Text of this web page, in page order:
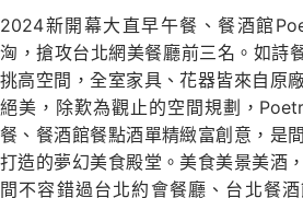
2024新開幕大直早午餐、餐酒館
洶，搶攻台北網美餐廳前三名。如詩
挑高空間，全室家具、花器皆來自原
絕美，除歎為觀止的空間規劃，
餐、餐酒館餐點酒單精緻富創意，是
打造的夢幻美食殿堂。美食美景美酒
間不容錯過台北約會餐廳、台北餐